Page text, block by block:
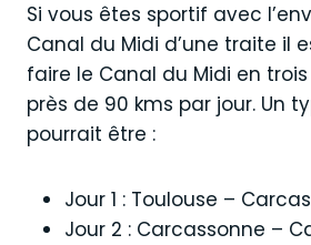
Si vous êtes sportif avec
Canal du Midi d’une traite il
faire le Canal du Midi en
près de 90 kms par jour. Un
pourrait être :
Jour 1 : Toulouse –
Jour 2 : Carcassonne –